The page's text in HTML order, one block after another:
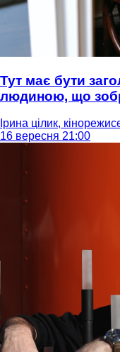
Тут має бути
людиною, що
Ірина цілик,
16 вересня 21:00